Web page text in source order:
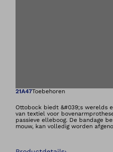
Opent
21A47Toebehoren
Ottobock biedt &#039;s werelds
van textiel voor
passieve elleboog. De bandage
mouw, kan volledig worden